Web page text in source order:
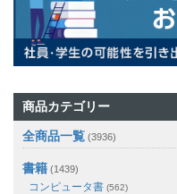
商品カテゴリー
全商品一覧 (3936)
書籍 (1439)
コンピュータ書 (562)